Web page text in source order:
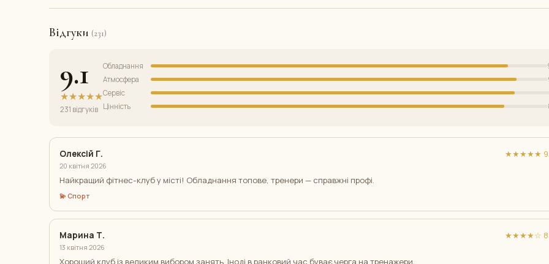
Відгуки (231)
9.1
★★★★★
231 відгуків
Обладнання
Атмосфера
Сервіс
Цінність
Олексій Г.
20 квітня 2026
★★★★★ 9/
Найкращий фітнес-клуб у місті! Обладнання топове, тренери — справжні профі.
💫 Спорт
Марина Т.
13 квітня 2026
★★★★☆ 8/
Хороший клуб із великим вибором занять. Іноді в ранковий час буває черга на тренажери.